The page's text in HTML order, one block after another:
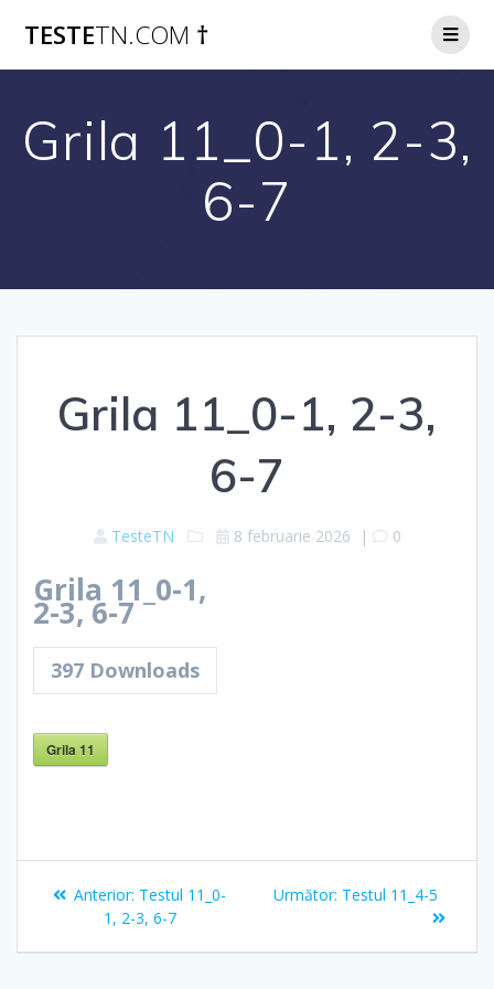
TESTETN.COM †
Grila 11_0-1, 2-3,
6-7
Grila 11_0-1, 2-3,
6-7
TesteTN 8 februarie 2026 | 0
Grila 11_0-1,
2-3, 6-7
397 Downloads
Grila 11
Navigare
Anterior: Articolul
anterior:
Testul 11_0-
1, 2-3, 6-7
Următor: Articolul
Testul 11_4-5